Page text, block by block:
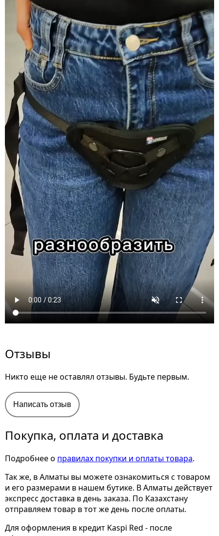
Отзывы
Никто еще не оставлял отзывы. Будьте первым.
Написать отзыв
Покупка, оплата и доставка
Подробнее о правилах покупки и оплаты товара.
Так же, в Алматы вы можете ознакомиться с товаром
и его размерами в нашем бутике. В Алматы действует
экспресс доставка в день заказа. По Казахстану
отправляем товар в тот же день после оплаты.
Для оформления в кредит Kaspi Red - после